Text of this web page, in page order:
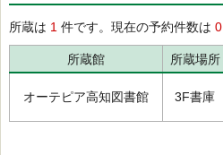
所蔵は 1 件です。現在の予約件数は 0
所蔵館 所蔵場所
オーテピア高知図書館 3F書庫